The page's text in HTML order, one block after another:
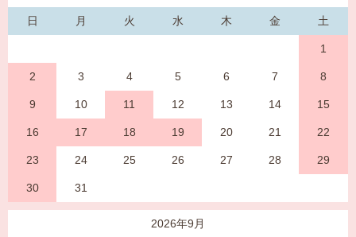
日 月 火 水 木 金 土
1
2 3 4 5 6 7 8
9 10 11 12 13 14 15
16 17 18 19 20 21 22
23 24 25 26 27 28 29
30 31
2026年9月